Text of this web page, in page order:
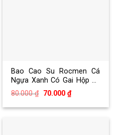
Bao Cao Su Rocmen Cá
Ngựa Xanh Có Gai Hộp 10
Chiếc
80.000₫ Giá
là:
70.000 ₫Giá
hiện
tại